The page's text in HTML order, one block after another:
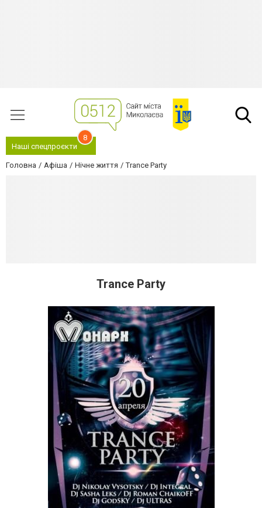
Наші спецпроєкти
8
Головна Афіша Нічне життя Trance Party
Trance Party